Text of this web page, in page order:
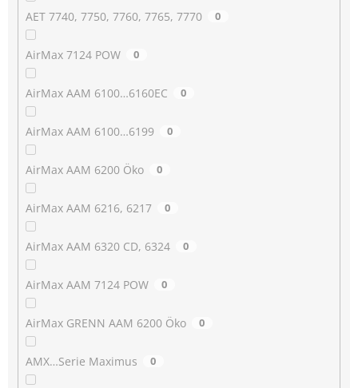
AET 7740, 7750, 7760, 7765, 7770 0
AirMax 7124 POW 0
AirMax AAM 6100…6160EC 0
AirMax AAM 6100…6199 0
AirMax AAM 6200 Öko 0
AirMax AAM 6216, 6217 0
AirMax AAM 6320 CD, 6324 0
AirMax AAM 7124 POW 0
AirMax GRENN AAM 6200 Öko 0
AMX…Serie Maximus 0